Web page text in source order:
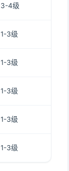
3-4级
1-3级
1-3级
1-3级
1-3级
1-3级